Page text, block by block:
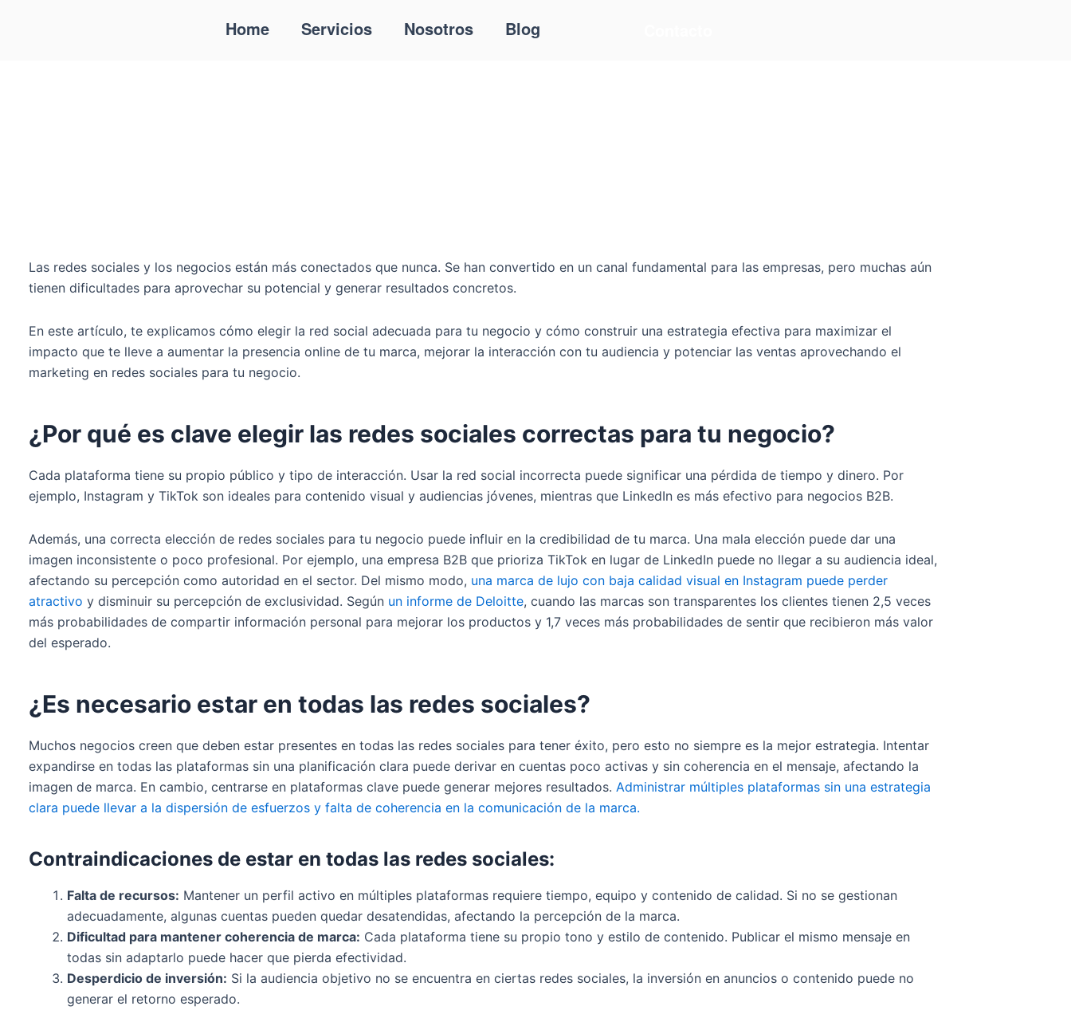
Home Servicios Nosotros Blog
Las redes sociales y los negocios están más conectados que nunca. Se han convertido en un canal fundamental para las empresas, pero muchas aún
tienen dificultades para aprovechar su potencial y generar resultados concretos.
En este artículo, te explicamos cómo elegir la red social adecuada para tu negocio y cómo construir una estrategia efectiva para maximizar el
impacto que te lleve a aumentar la presencia online de tu marca, mejorar la interacción con tu audiencia y potenciar las ventas aprovechando el
marketing en redes sociales para tu negocio.
¿Por qué es clave elegir las redes sociales correctas para tu negocio?
Cada plataforma tiene su propio público y tipo de interacción. Usar la red social incorrecta puede significar una pérdida de tiempo y dinero. Por
ejemplo, Instagram y TikTok son ideales para contenido visual y audiencias jóvenes, mientras que LinkedIn es más efectivo para negocios B2B.
Además, una correcta elección de redes sociales para tu negocio puede influir en la credibilidad de tu marca. Una mala elección puede dar una
imagen inconsistente o poco profesional. Por ejemplo, una empresa B2B que prioriza TikTok en lugar de LinkedIn puede no llegar a su audiencia ideal,
afectando su percepción como autoridad en el sector. Del mismo modo, una marca de lujo con baja calidad visual en Instagram puede perder
atractivo y disminuir su percepción de exclusividad. Segúnun informe de Deloitte, cuando las marcas son transparentes los clientes tienen 2,5 veces
más probabilidades de compartir información personal para mejorar los productos y 1,7 veces más probabilidades de sentir que recibieron más valor
del esperado.
¿Es necesario estar en todas las redes sociales?
Muchos negocios creen que deben estar presentes en todas las redes sociales para tener éxito, pero esto no siempre es la mejor estrategia. Intentar
expandirse en todas las plataformas sin una planificación clara puede derivar en cuentas poco activas y sin coherencia en el mensaje, afectando la
imagen de marca. En cambio, centrarse en plataformas clave puede generar mejores resultados. Administrar múltiples plataformas sin una estrategia
clara puede llevar a la dispersión de esfuerzos y falta de coherencia en la comunicación de la marca.
Contraindicaciones de estar en todas las redes sociales:
Falta de recursos: Mantener un perfil activo en múltiples plataformas requiere tiempo, equipo y contenido de calidad. Si no se gestionan
adecuadamente, algunas cuentas pueden quedar desatendidas, afectando la percepción de la marca.
Dificultad para mantener coherencia de marca: Cada plataforma tiene su propio tono y estilo de contenido. Publicar el mismo mensaje en
todas sin adaptarlo puede hacer que pierda efectividad.
Desperdicio de inversión: Si la audiencia objetivo no se encuentra en ciertas redes sociales, la inversión en anuncios o contenido puede no
generar el retorno esperado.